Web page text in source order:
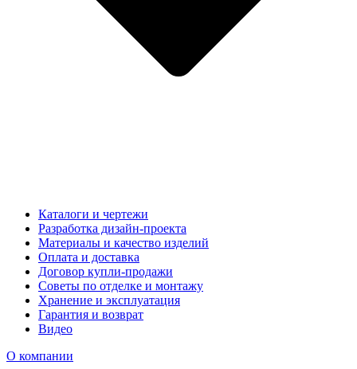
Каталоги и чертежи
Разработка дизайн-проекта
Материалы и качество изделий
Оплата и доставка
Договор купли-продажи
Советы по отделке и монтажу
Хранение и эксплуатация
Гарантия и возврат
Видео
О компании